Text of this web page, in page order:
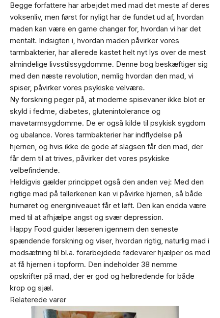
Begge forfattere har arbejdet med mad det meste af deres
voksenliv, men først for nyligt har de fundet ud af, hvordan
maden kan være en game changer for, hvordan vi har det
mentalt. Indsigten i, hvordan maden påvirker vores
tarmbakterier, har allerede kastet helt nyt lys over de mest
almindelige livsstilssygdomme. Denne bog beskæftiger sig
med den næste revolution, nemlig hvordan den mad, vi
spiser, påvirker vores psykiske velvære.
Ny forskning peger på, at moderne spisevaner ikke blot er
skyld i fedme, diabetes, glutenintolerance og
mavetarmsygdomme. De er også kilde til psykisk sygdom
og ubalance. Vores tarmbakterier har indflydelse på
hjernen, og hvis ikke de gode af slagsen får den mad, der
får dem til at trives, påvirker det vores psykiske
velbefindende.
Heldigvis gælder princippet også den anden vej: Med den
rigtige mad på tallerkenen kan vi påvirke hjernen, så både
humøret og energiniveauet får et løft. Den kan endda være
med til at afhjælpe angst og svær depression.
Happy Food guider læseren igennem den seneste
spændende forskning og viser, hvordan rigtig, naturlig mad i
modsætning til bl.a. forarbejdede fødevarer hjælper os med
at få hjernen i topform. Den indeholder 38 nemme
opskrifter på mad, der er god og helbredende for både
krop og sjæl.
Relaterede varer